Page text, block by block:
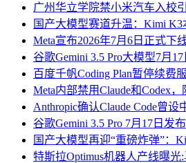
广州华立学院禁小米汽车入校
国产大模型赛道升温：Kimi
Meta宣布2026年7月6日正式下
谷歌Gemini 3.5 Pro大模型7月
百度千帆Coding Plan暂停续费
Meta内部禁用Claude和Codex
Anthropic确认Claude Code曾
谷歌Gemini 3.5 Pro 7月17日
国产大模型再迎“重磅炸弹”：
特斯拉Optimus机器人产线曝